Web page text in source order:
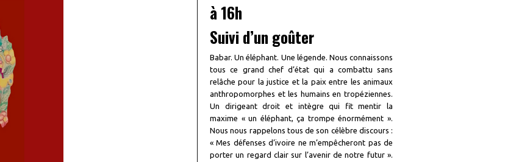
à 16h
Suivi d’un goûter
Babar. Un éléphant. Une légende. Nous connaissons
tous ce grand chef d’état qui a combattu sans
relâche pour la justice et la paix entre les animaux
anthropomorphes et les humains en tropéziennes.
Un dirigeant droit et intègre qui fit mentir la
maxime « un éléphant, ça trompe énormément ».
Nous nous rappelons tous de son célèbre discours :
« Mes défenses d’ivoire ne m’empêcheront pas de
porter un regard clair sur l’avenir de notre futur ».